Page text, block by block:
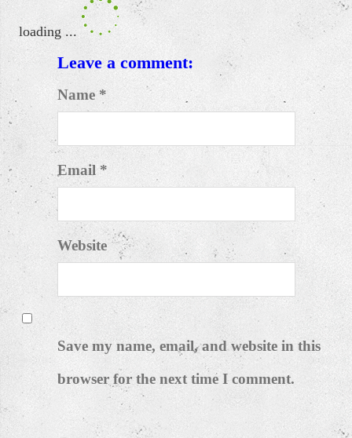
SEP 09, 2023 / BYSONKETOAN
ABOUT THE AUTHOR
sonketoan
Leave a comment:
Name *
Email *